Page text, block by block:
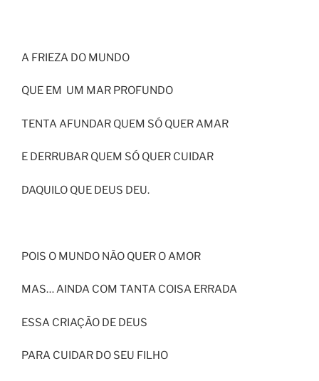
A FRIEZA DO MUNDO
QUE EM UM MAR PROFUNDO
TENTA AFUNDAR QUEM SÓ QUER AMAR
E DERRUBAR QUEM SÓ QUER CUIDAR
DAQUILO QUE DEUS DEU.
POIS O MUNDO NÃO QUER O AMOR
MAS… AINDA COM TANTA COISA ERRADA
ESSA CRIAÇÃO DE DEUS
PARA CUIDAR DO SEU FILHO